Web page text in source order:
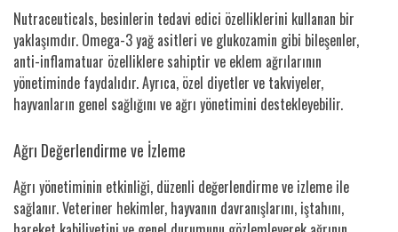
Nutraceuticals, besinlerin tedavi edici özelliklerini kullanan bir
yaklaşımdır. Omega-3 yağ asitleri ve glukozamin gibi bileşenler,
anti-inflamatuar özelliklere sahiptir ve eklem ağrılarının
yönetiminde faydalıdır. Ayrıca, özel diyetler ve takviyeler,
hayvanların genel sağlığını ve ağrı yönetimini destekleyebilir.
Ağrı Değerlendirme ve İzleme
Ağrı yönetiminin etkinliği, düzenli değerlendirme ve izleme ile
sağlanır. Veteriner hekimler, hayvanın davranışlarını, iştahını,